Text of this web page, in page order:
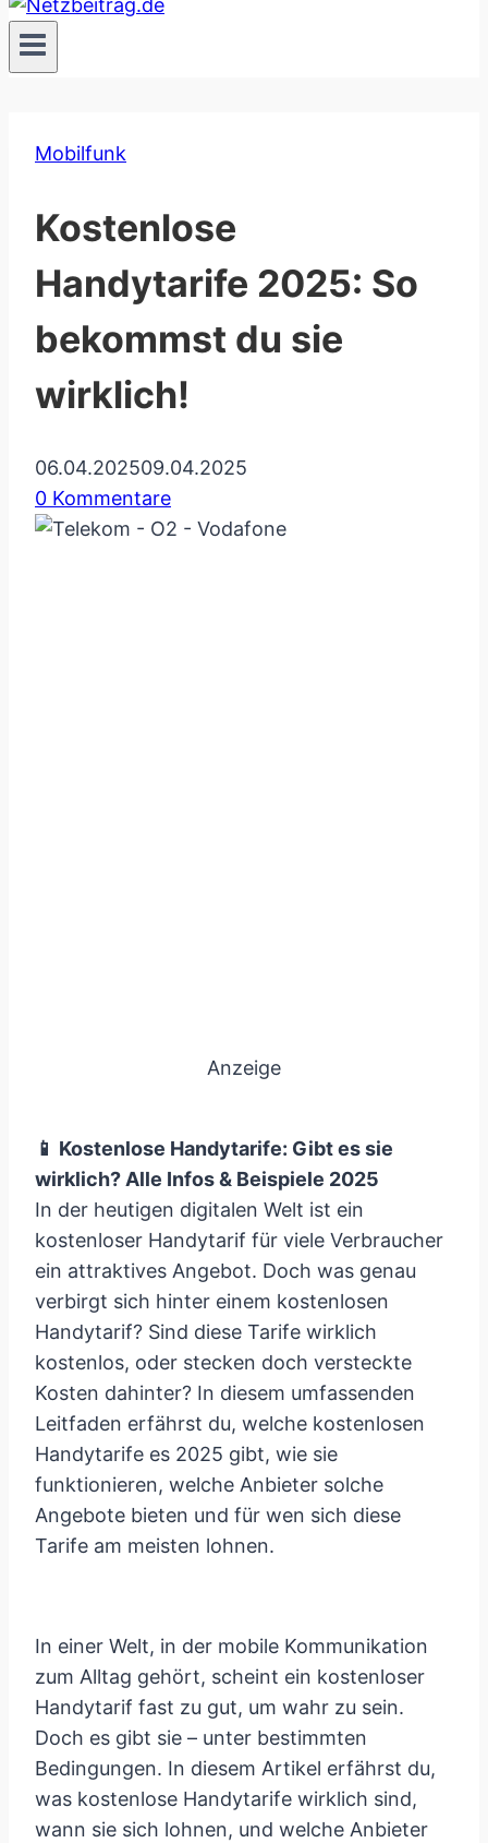
Mobilfunk
Kostenlose
Handytarife 2025: So
bekommst du sie
wirklich!
06.04.202509.04.2025
0 Kommentare
Anzeige
📱 Kostenlose Handytarife: Gibt es sie
wirklich? Alle Infos & Beispiele 2025
In der heutigen digitalen Welt ist ein
kostenloser Handytarif für viele Verbraucher
ein attraktives Angebot. Doch was genau
verbirgt sich hinter einem kostenlosen
Handytarif? Sind diese Tarife wirklich
kostenlos, oder stecken doch versteckte
Kosten dahinter? In diesem umfassenden
Leitfaden erfährst du, welche kostenlosen
Handytarife es 2025 gibt, wie sie
funktionieren, welche Anbieter solche
Angebote bieten und für wen sich diese
Tarife am meisten lohnen.
In einer Welt, in der mobile Kommunikation
zum Alltag gehört, scheint ein kostenloser
Handytarif fast zu gut, um wahr zu sein.
Doch es gibt sie – unter bestimmten
Bedingungen. In diesem Artikel erfährst du,
was kostenlose Handytarife wirklich sind,
wann sie sich lohnen, und welche Anbieter